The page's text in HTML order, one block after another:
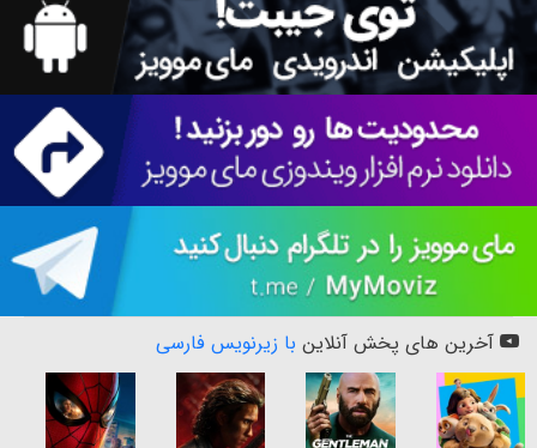
آخرین های پخش آنلاین با زیرنویس فارسی